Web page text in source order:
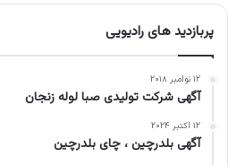
پربازدید های رادیویی
۱۲ نوامبر ۲۰۱۸
آگهی شرکت تولیدی صبا لوله زنجان
۱۲ اکتبر ۲۰۲۴
آگهی بلدرچین ، چای بلدرچین